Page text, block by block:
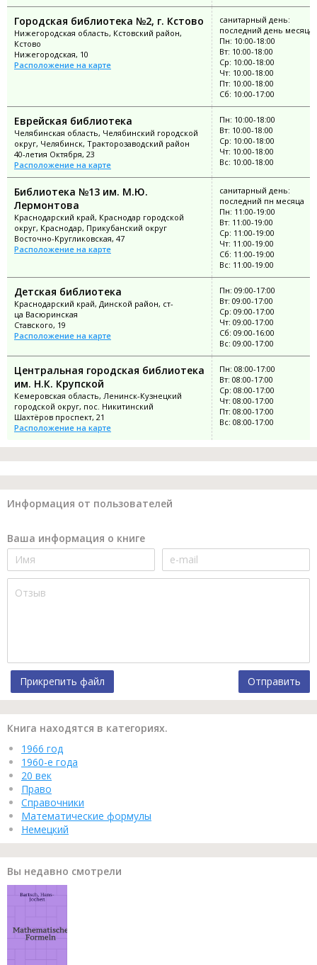
Городская библиотека №2, г. Кстово
Нижегородская область, Кстовский район,
Кстово
Нижегородская, 10
Расположение на карте
санитарный день:
последний день месяца
Пн: 10:00-18:00
Вт: 10:00-18:00
Ср: 10:00-18:00
Чт: 10:00-18:00
Пт: 10:00-18:00
Сб: 10:00-17:00
Еврейская библиотека
Челябинская область, Челябинский городской
округ, Челябинск, Тракторозаводский район
40-летия Октября, 23
Расположение на карте
Пн: 10:00-18:00
Вт: 10:00-18:00
Ср: 10:00-18:00
Чт: 10:00-18:00
Вс: 10:00-18:00
Библиотека №13 им. М.Ю.
Лермонтова
Краснодарский край, Краснодар городской
округ, Краснодар, Прикубанский округ
Восточно-Кругликовская, 47
Расположение на карте
санитарный день:
последний пн месяца
Пн: 11:00-19:00
Вт: 11:00-19:00
Ср: 11:00-19:00
Чт: 11:00-19:00
Сб: 11:00-19:00
Вс: 11:00-19:00
Детская библиотека
Краснодарский край, Динской район, ст-
ца Васюринская
Ставского, 19
Расположение на карте
Пн: 09:00-17:00
Вт: 09:00-17:00
Ср: 09:00-17:00
Чт: 09:00-17:00
Сб: 09:00-16:00
Вс: 09:00-17:00
Центральная городская библиотека
им. Н.К. Крупской
Кемеровская область, Ленинск-Кузнецкий
городской округ, пос. Никитинский
Шахтёров проспект, 21
Расположение на карте
Пн: 08:00-17:00
Вт: 08:00-17:00
Ср: 08:00-17:00
Чт: 08:00-17:00
Пт: 08:00-17:00
Вс: 08:00-17:00
Информация от пользователей
Ваша информация о книге
Прикрепить файл Отправить
Книга находятся в категориях.
1966 год
1960-е года
20 век
Право
Справочники
Математические формулы
Немецкий
Вы недавно смотрели